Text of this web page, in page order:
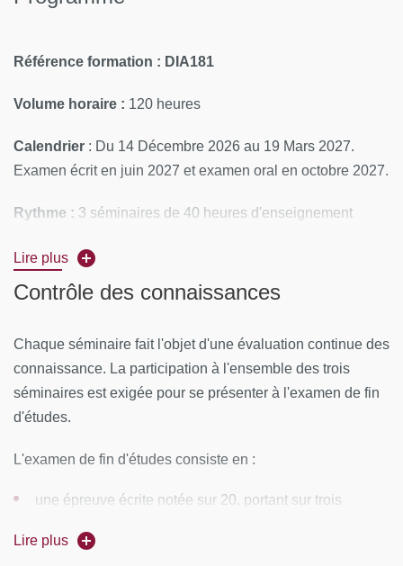
Référence formation : DIA181
Volume horaire : 120 heures
Calendrier : Du 14 Décembre 2026 au 19 Mars 2027.
Examen écrit en juin 2027 et examen oral en octobre 2027.
Rythme : 3 séminaires de 40 heures d'enseignement
un enseignement théorique et pratique organisés en 3
séminaires de 5 jours :
Bases physiologiques et expérimentales de la N.A
Métabolisme énergétique cellulaire
Mesure et régulation de la dépense énergétique
glucidique
Lire plus
Contrôle des connaissances
Chaque séminaire fait l'objet d'une évaluation continue des
connaissance. La participation à l'ensemble des trois
séminaires est exigée pour se présenter à l'examen de fin
d'études.
L'examen de fin d'études consiste en :
une épreuve écrite notée sur 20, portant sur trois
rédactionnelles.
Lire plus